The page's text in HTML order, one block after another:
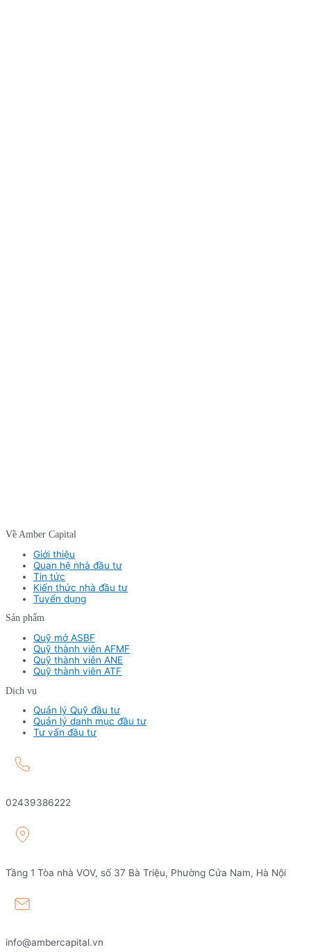
Về Amber Capital
Giới thiệu
Quan hệ nhà đầu tư
Tin tức
Kiến thức nhà đầu tư
Tuyển dụng
Sản phẩm
Quỹ mở ASBF
Quỹ thành viên AFMF
Quỹ thành viên ANE
Quỹ thành viên ATF
Dịch vụ
Quản lý Quỹ đầu tư
Quản lý danh mục đầu tư
Tư vấn đầu tư
02439386222
Tầng 1 Tòa nhà VOV, số 37 Bà Triệu, Phường Cửa Nam, Hà Nội
info@ambercapital.vn